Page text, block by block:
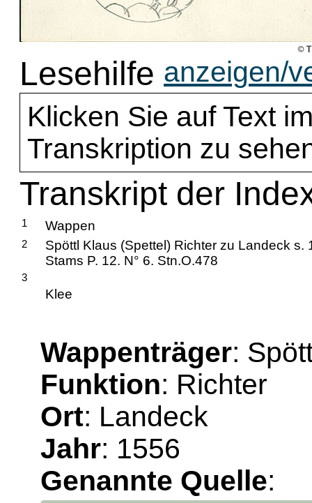
Lesehilfe anzeigen/
Klicken Sie auf Text
Transkription zu
Transkript der
1 Wappen
2
Spöttl Klaus (Spettel) Richter zu Landeck s.
Stams P. 12. N° 6. Stn.O.478
3
Klee
Wappenträger:
Funktion: Richter
Ort: Landeck
Jahr: 1556
Genannte Quelle: